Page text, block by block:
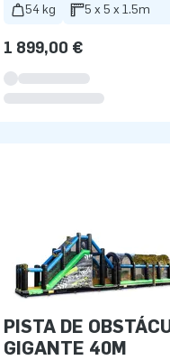
54 kg 5 x 5 x 1.5m
1 899,00 €
PISTA DE
GIGANTE 40M